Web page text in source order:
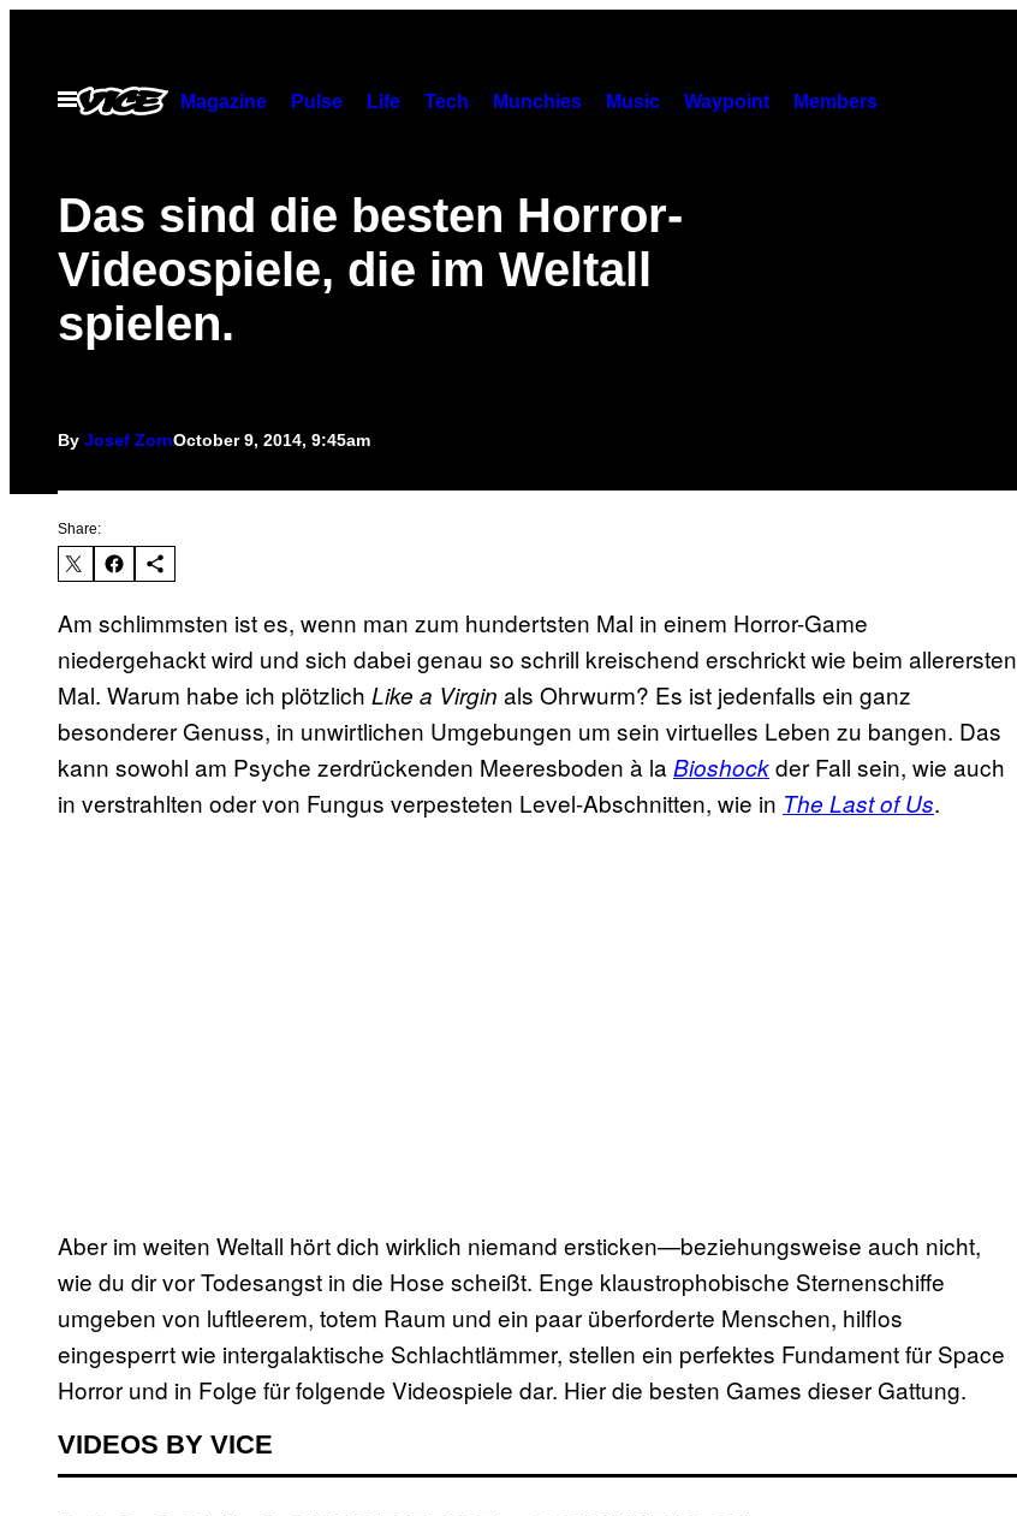
contentOpen
Menu
Magazine Pulse Life Tech Munchies Music Waypoint Members
Das sind die besten Horror-
Videospiele, die im Weltall
spielen.
By Josef ZornOctober 9, 2014, 9:45am
Share:
Am schlimmsten ist es, wenn man zum hundertsten Mal in einem Horror-Game
niedergehackt wird und sich dabei genau so schrill kreischend erschrickt wie beim allerersten
Mal. Warum habe ich plötzlich Like a Virgin als Ohrwurm? Es ist jedenfalls ein ganz
besonderer Genuss, in unwirtlichen Umgebungen um sein virtuelles Leben zu bangen. Das
kann sowohl am Psyche zerdrückenden Meeresboden à la Bioshockder Fall sein, wie auch
in verstrahlten oder von Fungus verpesteten Level-Abschnitten, wie in The Last of Us.
Aber im weiten Weltall hört dich wirklich niemand ersticken—beziehungsweise auch nicht,
wie du dir vor Todesangst in die Hose scheißt. Enge klaustrophobische Sternenschiffe
umgeben von luftleerem, totem Raum und ein paar überforderte Menschen, hilflos
eingesperrt wie intergalaktische Schlachtlämmer, stellen ein perfektes Fundament für Space
Horror und in Folge für folgende Videospiele dar. Hier die besten Games dieser Gattung.
VIDEOS BY VICE